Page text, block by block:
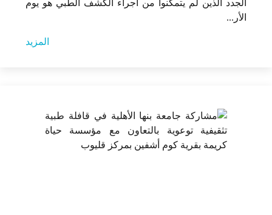
الجدد الذين لم يتمكنوا من اجراء الكشف الطبي هو يوم
الأر...
المزيد